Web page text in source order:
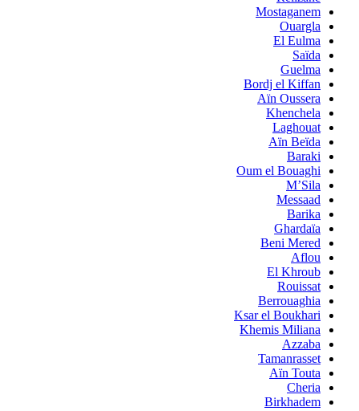
Mostaganem
Ouargla
El Eulma
Saïda
Guelma
Bordj el Kiffan
Aïn Oussera
Khenchela
Laghouat
Aïn Beïda
Baraki
Oum el Bouaghi
M’Sila
Messaad
Barika
Ghardaïa
Beni Mered
Aflou
El Khroub
Rouissat
Berrouaghia
Ksar el Boukhari
Khemis Miliana
Azzaba
Tamanrasset
Aïn Touta
Cheria
Birkhadem